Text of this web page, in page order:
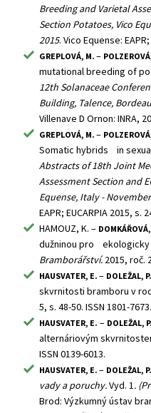
Breeding and Varietal
Section Potatoes, Vico
2015. Vico Equense:
GREPLOVÁ, M. –
mutational breeding of
12th Solanaceae
Building, Talence,
Villenave D Ornon: INRA,
GREPLOVÁ, M. –
Somatic hybrids in
Abstracts of 18th Joint
Assessment Section and
Equense, Italy -
EAPR; EUCARPIA 2015, s.
HAMOUZ, K. –
dužninou pro ekologicky
Bramborářství. 2015, roč.
HAUSVATER, E. – DOLEŽAL, P.
skvrnitosti bramboru v
5, s. 48-50. ISSN 1801-7673.
HAUSVATER, E. – DOLEŽAL, P.
alternáriovým
ISSN 0139-6013.
HAUSVATER, E. – DOLEŽAL, P.
vady a poruchy.Vyd. 1 .
Brod: Výzkumný ústav